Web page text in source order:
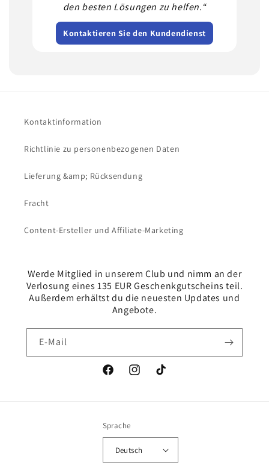
den besten Lösungen zu helfen.“
Kontaktieren Sie den Kundendienst
Kontaktinformation
Richtlinie zu personenbezogenen Daten
Lieferung &amp; Rücksendung
Fracht
Content-Ersteller und Affiliate-Marketing
Werde Mitglied in unserem Club und nimm an der
Verlosung eines 135 EUR Geschenkgutscheins teil.
Außerdem erhältst du die neuesten Updates und
Angebote.
E-Mail
FacebookInstagramTikTok
Sprache
Deutsch